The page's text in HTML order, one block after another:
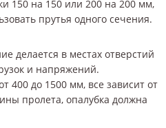
150 на 150 или 200 на 200 мм,
прутья одного сечения.
делается в местах отверстий
и напряжений.
400 до 1500 мм, все зависит от
пролета, опалубка должна